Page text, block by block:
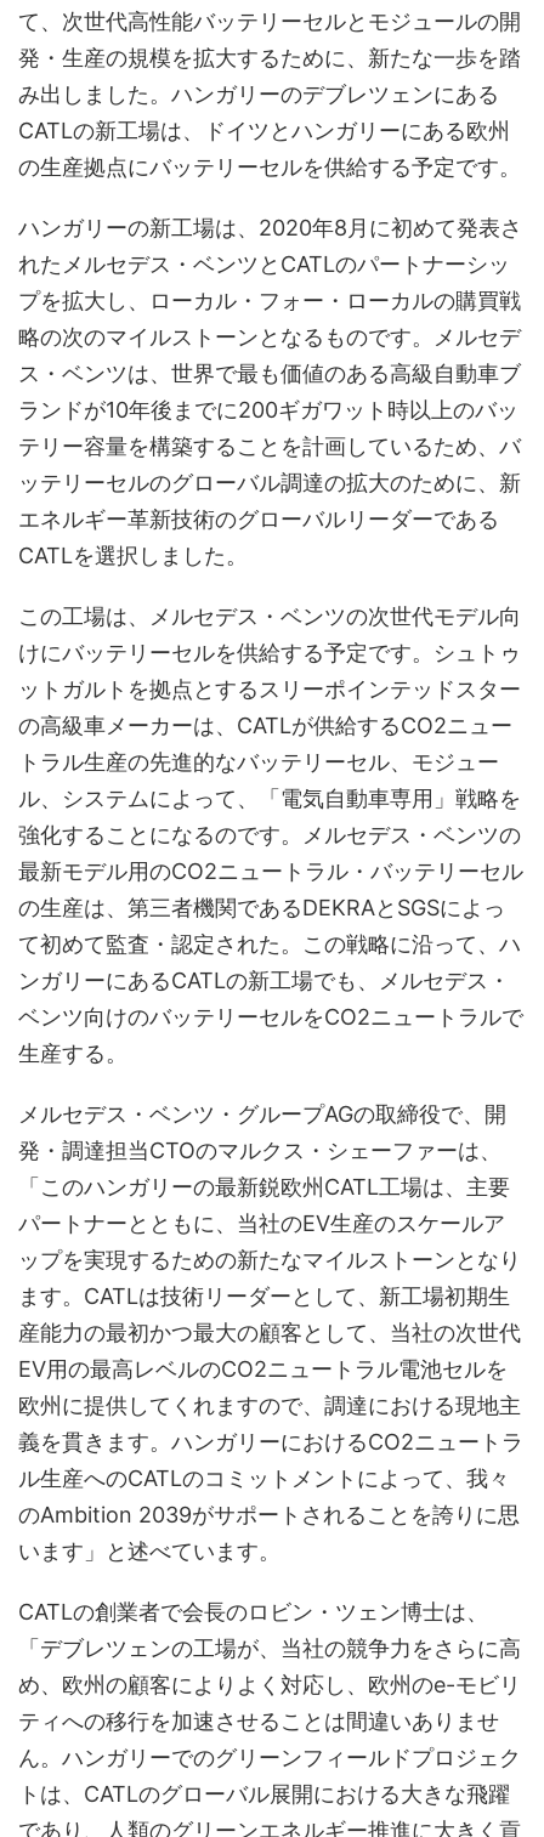
て、次世代高性能バッテリーセルとモジュールの開
発・生産の規模を拡大するために、新たな一歩を踏
み出しました。ハンガリーのデブレツェンにある
CATLの新工場は、ドイツとハンガリーにある欧州
の生産拠点にバッテリーセルを供給する予定です。
ハンガリーの新工場は、2020年8月に初めて発表さ
れたメルセデス・ベンツとCATLのパートナーシッ
プを拡大し、ローカル・フォー・ローカルの購買戦
略の次のマイルストーンとなるものです。メルセデ
ス・ベンツは、世界で最も価値のある高級自動車ブ
ランドが10年後までに200ギガワット時以上のバッ
テリー容量を構築することを計画しているため、バ
ッテリーセルのグローバル調達の拡大のために、新
エネルギー革新技術のグローバルリーダーである
CATLを選択しました。
この工場は、メルセデス・ベンツの次世代モデル向
けにバッテリーセルを供給する予定です。シュトゥ
ットガルトを拠点とするスリーポインテッドスター
の高級車メーカーは、CATLが供給するCO2ニュー
トラル生産の先進的なバッテリーセル、モジュー
ル、システムによって、「電気自動車専用」戦略を
強化することになるのです。メルセデス・ベンツの
最新モデル用のCO2ニュートラル・バッテリーセル
の生産は、第三者機関であるDEKRAとSGSによっ
て初めて監査・認定された。この戦略に沿って、ハ
ンガリーにあるCATLの新工場でも、メルセデス・
ベンツ向けのバッテリーセルをCO2ニュートラルで
生産する。
メルセデス・ベンツ・グループAGの取締役で、開
発・調達担当CTOのマルクス・シェーファーは、
「このハンガリーの最新鋭欧州CATL工場は、主要
パートナーとともに、当社のEV生産のスケールア
ップを実現するための新たなマイルストーンとなり
ます。CATLは技術リーダーとして、新工場初期生
産能力の最初かつ最大の顧客として、当社の次世代
EV用の最高レベルのCO2ニュートラル電池セルを
欧州に提供してくれますので、調達における現地主
義を貫きます。ハンガリーにおけるCO2ニュートラ
ル生産へのCATLのコミットメントによって、我々
のAmbition 2039がサポートされることを誇りに思
います」と述べています。
CATLの創業者で会長のロビン・ツェン博士は、
「デブレツェンの工場が、当社の競争力をさらに高
め、欧州の顧客によりよく対応し、欧州のe-モビリ
ティへの移行を加速させることは間違いありませ
ん。ハンガリーでのグリーンフィールドプロジェク
トは、CATLのグローバル展開における大きな飛躍
であり、人類のグリーンエネルギー推進に大きく貢